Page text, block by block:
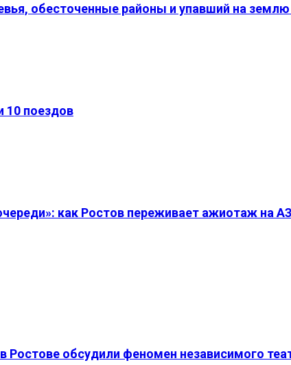
обесточенные районы и упавший на
10 поездов
как Ростов переживает ажиотаж на
Ростове обсудили феномен независимого